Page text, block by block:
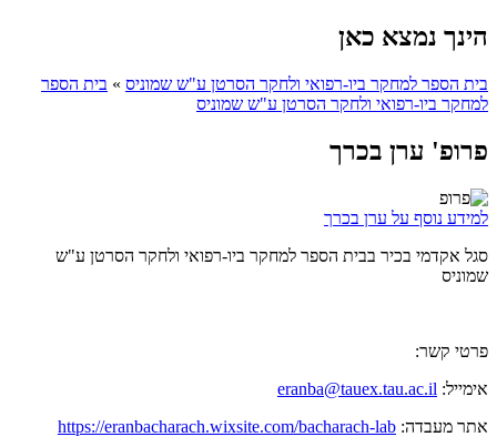
הינך נמצא כאן
בית הספר למחקר ביו-רפואי ולחקר הסרטן ע"ש שמוניס » בית הספר
למחקר ביו-רפואי ולחקר הסרטן ע"ש שמוניס
פרופ' ערן בכרך
למידע נוסף על ערן בכרך
סגל אקדמי בכיר בבית הספר למחקר ביו-רפואי ולחקר הסרטן ע"ש
שמוניס
פרטי קשר:
אימייל: eranba@tauex.tau.ac.il
אתר מעבדה: https://eranbacharach.wixsite.com/bacharach-lab